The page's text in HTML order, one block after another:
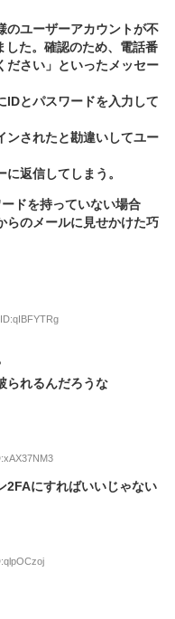
のユーザーアカウントが不
した。確認のため、電話番
ださい」といったメッセー
IDとパスワードを入力して
ンされたと勘違いしてユー
に返信してしまう。
ドを持っていない場合
らのメールに見せかけた巧
られるんだろうな
2FAにすればいいじゃない